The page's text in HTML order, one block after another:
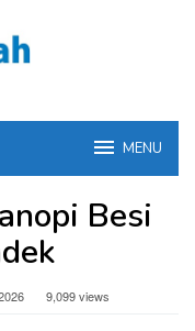
MENU
Besi
9,099 views